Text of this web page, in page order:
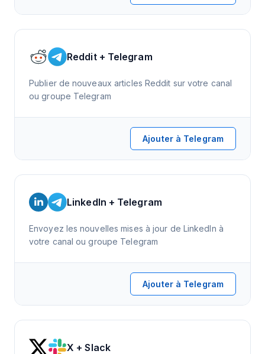
Reddit + Telegram
Publier de nouveaux articles Reddit sur votre canal
ou groupe Telegram
Ajouter à Telegram
LinkedIn + Telegram
Envoyez les nouvelles mises à jour de LinkedIn à
votre canal ou groupe Telegram
Ajouter à Telegram
X + Slack